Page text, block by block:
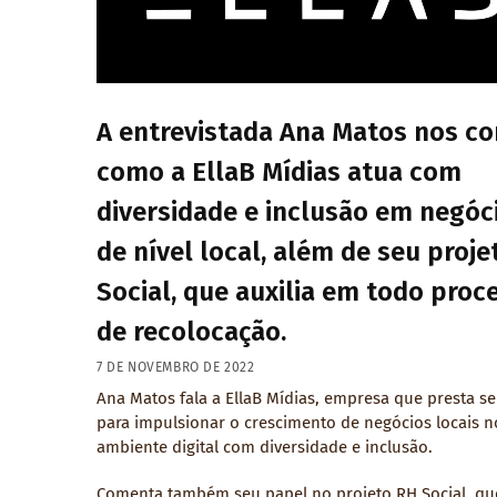
A entrevistada Ana Matos nos
como a EllaB Mídias atua com
diversidade e inclusão em
de nível local, além de seu
Social, que auxilia em todo
de recolocação.
7 DE NOVEMBRO DE 2022
Ana Matos fala a EllaB Mídias, empresa que presta
para impulsionar o crescimento de negócios locais
ambiente digital com diversidade e inclusão.